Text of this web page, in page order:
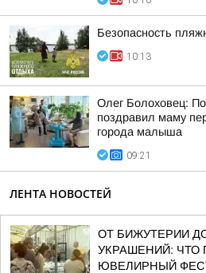
Безопасность
10:13
Олег Болоховец:
поздравил маму
города малыша
09:21
ЛЕНТА НОВОСТЕЙ
ОТ БИЖУТЕРИИ
УКРАШЕНИЙ: ЧТО
ЮВЕЛИРНЫЙ